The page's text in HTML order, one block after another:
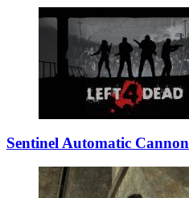
Sentinel Automat­ic Cannon